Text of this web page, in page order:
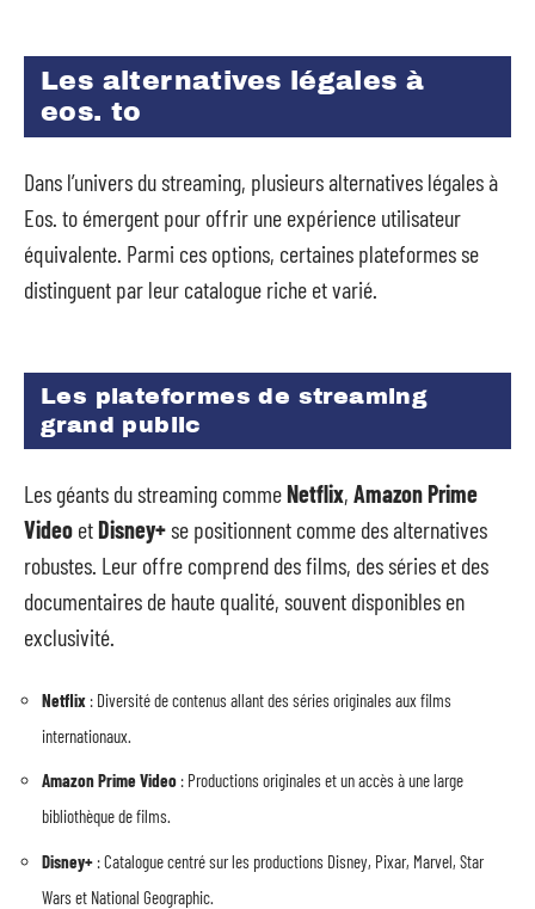
Les alternatives légales à
eos. to
Dans l’univers du streaming, plusieurs alternatives légales à
Eos. to émergent pour offrir une expérience utilisateur
équivalente. Parmi ces options, certaines plateformes se
distinguent par leur catalogue riche et varié.
Les plateformes de streaming
grand public
Les géants du streaming commeNetflix, Amazon Prime
Video etDisney+se positionnent comme des alternatives
robustes. Leur offre comprend des films, des séries et des
documentaires de haute qualité, souvent disponibles en
exclusivité.
Netflix : Diversité de contenus allant des séries originales aux films
internationaux.
Amazon Prime Video : Productions originales et un accès à une large
bibliothèque de films.
Disney+ : Catalogue centré sur les productions Disney, Pixar, Marvel, Star
Wars et National Geographic.